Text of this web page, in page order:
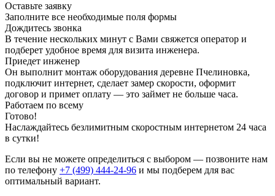
Оставьте заявку
Заполните все необходимые поля формы
Дождитесь звонка
В течение нескольких минут с Вами свяжется оператор и
подберет удобное время для визита инженера.
Приедет инженер
Он выполнит монтаж оборудования деревне Пчелиновка,
подключит интернет, сделает замер скорости, оформит
договор и примет оплату — это займет не больше часа.
Работаем по всему
Готово!
Наслаждайтесь безлимитным скоростным интернетом 24 часа
в сутки!
Если вы не можете определиться с выбором — позвоните нам
по телефону +7 (499) 444-24-96 и мы подберем для вас
оптимальный вариант.